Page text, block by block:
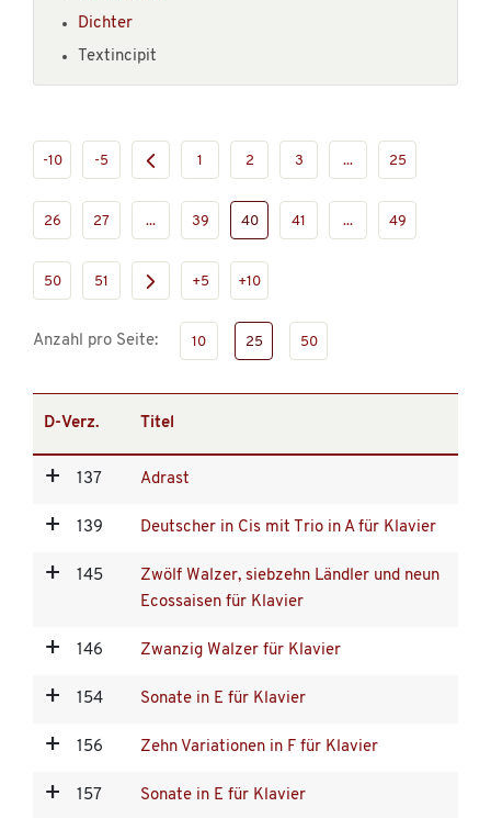
Dichter
Textincipit
-10 -5 1 2 3 ... 25
26 27 ... 39 40 41 ... 49
50 51 +5 +10
Anzahl pro Seite: 10 25 50
D-Verz. Titel
137 Adrast
139 Deutscher in Cis mit Trio in A für Klavier
145
Zwölf Walzer, siebzehn Ländler und neun
Ecossaisen für Klavier
146 Zwanzig Walzer für Klavier
154 Sonate in E für Klavier
156 Zehn Variationen in F für Klavier
157 Sonate in E für Klavier